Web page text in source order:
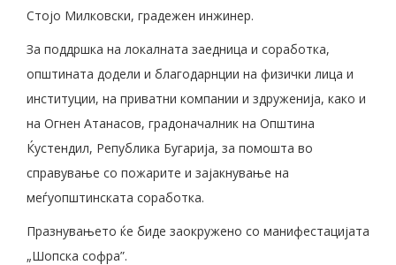
Стојо Милковски, градежен инжинер.
За поддршка на локалната заедница и соработка,
општината додели и благодарнции на физички лица и
институции, на приватни компании и здруженија, како и
на Огнен Атанасов, градоначалник на Општина
Ќустендил, Република Бугарија, за помошта во
справување со пожарите и зајакнување на
меѓуопштинската соработка.
Празнувањето ќе биде заокружено со манифестацијата
„Шопска софра”.